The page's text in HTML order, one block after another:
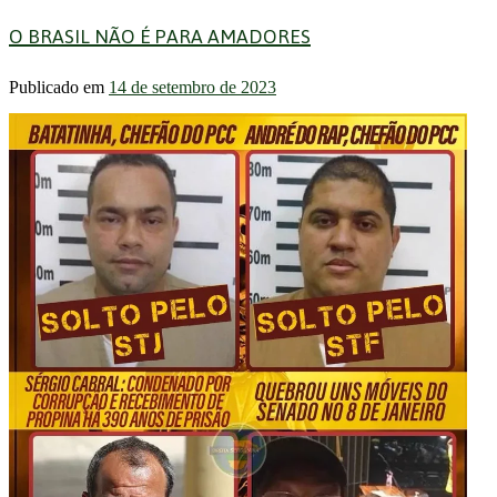
O BRASIL NÃO É PARA AMADORES
Publicado em 14 de setembro de 2023